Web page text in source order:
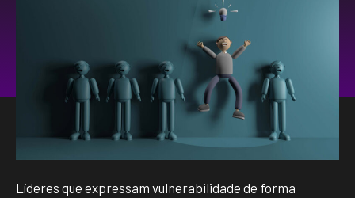
Líderes que expressam vulnerabilidade de forma